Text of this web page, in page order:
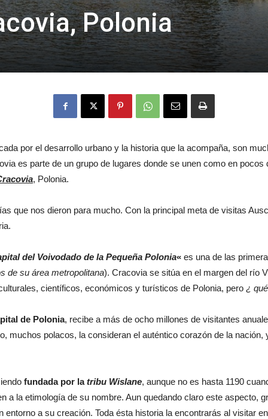
Polonia
por el desarrollo urbano y la historia que la acompaña, son
es parte de un grupo de lugares donde se unen como en
, Polonia.
que nos dieron para mucho. Con la principal meta de visitas
del Voivodado de la Pequeña Polonia« es una de las
de su área metropolitana). Cracovia se sitúa en el margen del río
científicos, económicos y turísticos de Polonia, pero ¿
de Polonia, recibe a más de ocho millones de visitantes
muchos polacos, la consideran el auténtico corazón de la
fundada por latribu Wislane, aunque no es hasta 1190
a la etimología de su nombre. Aun quedando claro este aspecto,
a su creación. Toda ésta historia la encontrarás al visitar